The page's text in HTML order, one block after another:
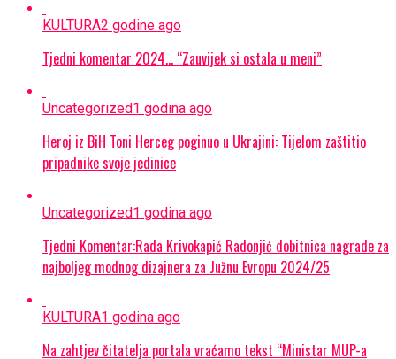
KULTURA2 godine ago
Tjedni komentar 2024… “Zauvijek si ostala u meni”
Uncategorized1 godina ago
Heroj iz BiH Toni Herceg poginuo u Ukrajini: Tijelom zaštitio
pripadnike svoje jedinice
Uncategorized1 godina ago
Tjedni Komentar:Rada Krivokapić Radonjić dobitnica nagrade za
najboljeg modnog dizajnera za Južnu Evropu 2024/25
KULTURA1 godina ago
Na zahtjev čitatelja portala vraćamo tekst “Ministar MUP-a